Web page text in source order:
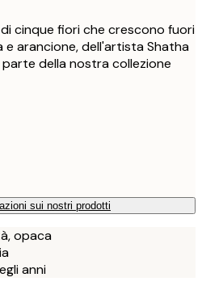
cinque fiori che crescono fuori
arancione, dell'artista Shatha
della nostra collezione
sui nostri prodotti
opaca
anni